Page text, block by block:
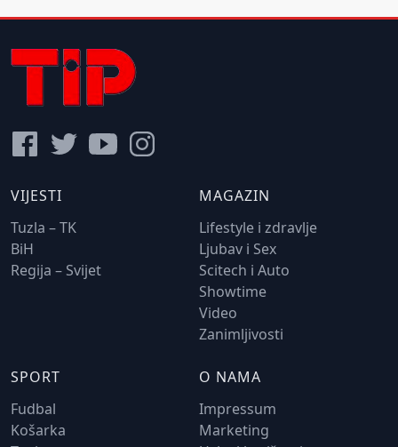
VIJESTI
Tuzla – TK
BiH
Regija – Svijet
MAGAZIN
Lifestyle i zdravlje
Ljubav i Sex
Scitech i Auto
Showtime
Video
Zanimljivosti
SPORT
Fudbal
Košarka
O NAMA
Impressum
Marketing